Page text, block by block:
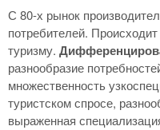
С 80-х рынок
потребителей.
туризму.
разнообразие
множественность
туристском спросе,
выраженная